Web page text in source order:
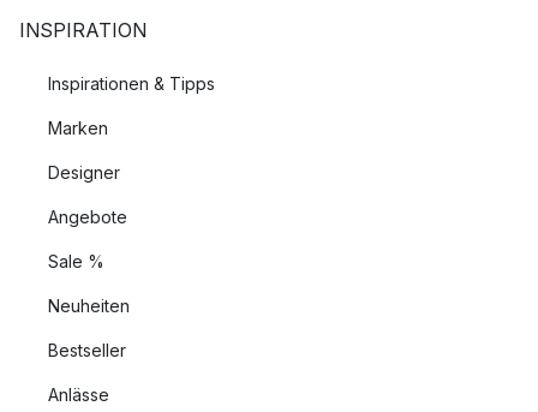
INSPIRATION
Inspirationen & Tipps
Marken
Designer
Angebote
Sale %
Neuheiten
Bestseller
Anlässe